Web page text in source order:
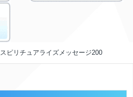
スピリチュアライズメッセージ200